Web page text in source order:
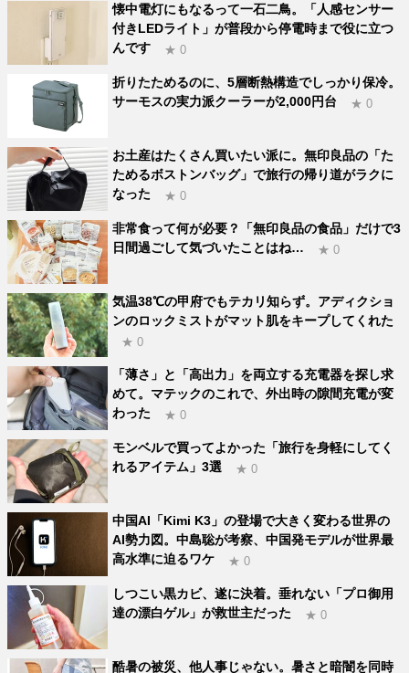
懐中電灯にもなるって一石二鳥。「人感センサー
付きLEDライト」が普段から停電時まで役に立つ
んです
★ 0
折りたためるのに、5層断熱構造でしっかり保冷。
サーモスの実力派クーラーが2,000円台
★ 0
お土産はたくさん買いたい派に。無印良品の「た
ためるボストンバッグ」で旅行の帰り道がラクに
なった
★ 0
非常食って何が必要？「無印良品の食品」だけで3
日間過ごして気づいたことはね…
★ 0
気温38℃の甲府でもテカリ知らず。アディクショ
ンのロックミストがマット肌をキープしてくれた
★ 0
「薄さ」と「高出力」を両立する充電器を探し求
めて。マテックのこれで、外出時の隙間充電が変
わった
★ 0
モンベルで買ってよかった「旅行を身軽にしてく
れるアイテム」3選
★ 0
中国AI「Kimi K3」の登場で大きく変わる世界の
AI勢力図。中島聡が考察、中国発モデルが世界最
高水準に迫るワケ
★ 0
しつこい黒カビ、遂に決着。垂れない「プロ御用
達の漂白ゲル」が救世主だった
★ 0
酷暑の被災、他人事じゃない。暑さと暗闇を同時